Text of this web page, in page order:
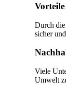
Durch
sicher
Viele
Umwelt